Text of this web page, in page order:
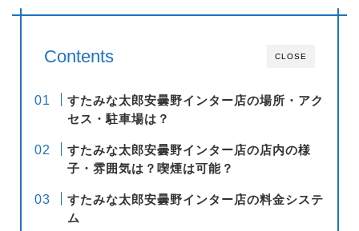
CLOSE
Contents
すたみな太郎安曇野インター店の場所・アク
セス・駐車場は？
すたみな太郎安曇野インター店の店内の様
子・雰囲気は？喫煙は可能？
すたみな太郎安曇野インター店の料金システ
ム